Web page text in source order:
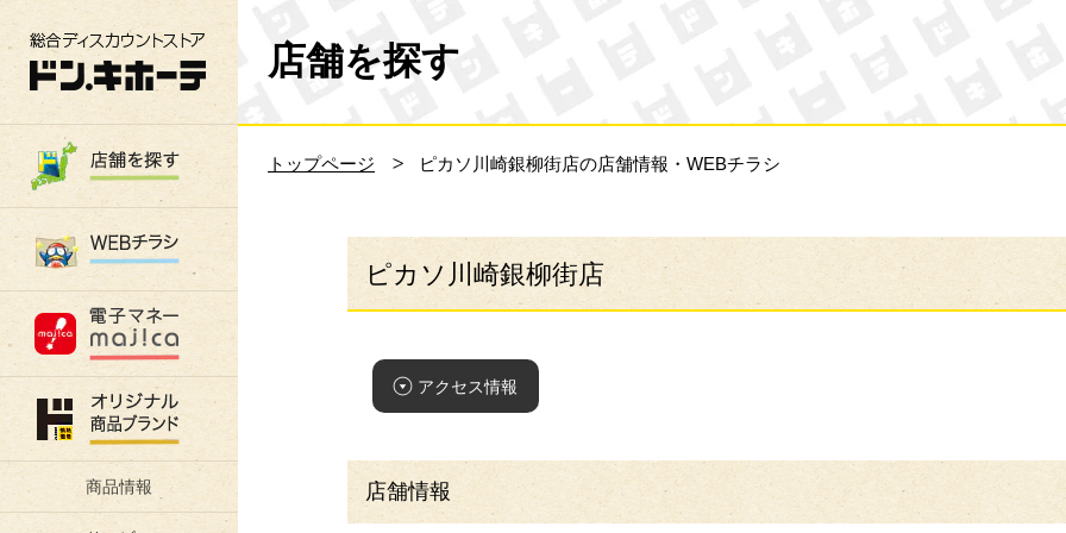
総合ディスカウントストア 驚安の殿堂 ドン・キホーテ
商品情報
店舗を探す
トップページ ピカソ川崎銀柳街店の店舗情報・WEBチラシ
ピカソ川崎銀柳街店
アクセス情報
店舗情報